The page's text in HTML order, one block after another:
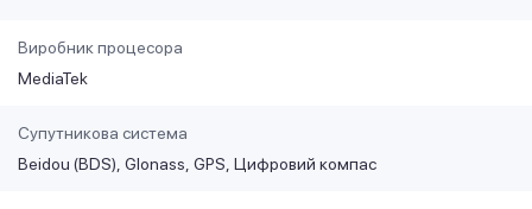
Виробник процесора
MediaTek
Супутникова система
Beidou (BDS) Glonass GPS Цифровий компас